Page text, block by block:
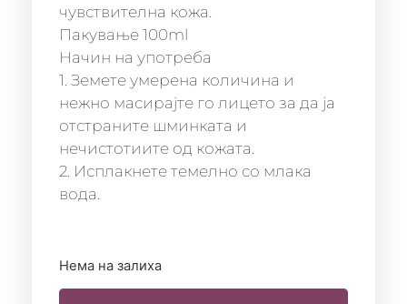
чувствителна кожа.
Пакување 100ml
Начин на употреба
1. Земете умерена количина и
нежно масирајте го лицето за да ја
отстраните шминката и
нечистотиите од кожата.
2. Исплакнете темелно со млака
вода.
Нема на залиха